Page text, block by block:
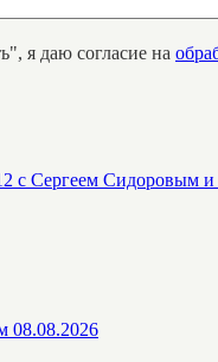
я даю согласие на
с Сергеем
08.08.2026